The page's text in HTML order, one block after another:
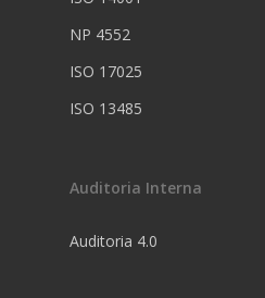
NP 4552
ISO 17025
ISO 13485
Auditoria Interna
Auditoria 4.0